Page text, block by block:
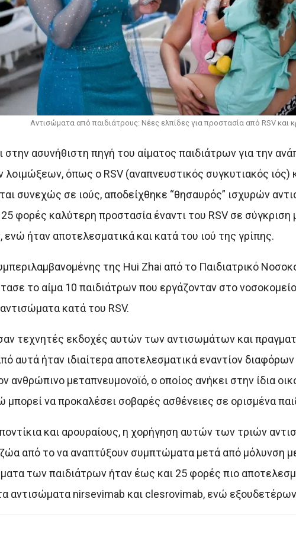
Αντισώματα από παιδιάτρους: Νέες ελπίδες για προστασία από RSV και
στην ασυνήθιστη πηγή του αίματος παιδιάτρων για την
όπως ο RSV (αναπνευστικός συγκυτιακός ιός)
συνεχώς σε ιούς, αποδείχθηκε “θησαυρός” ισχυρών
φορές καλύτερη προστασία έναντι του RSV σε
ήταν αποτελεσματικά και κατά του ιού της γρίπης.
της Hui Zhai από το Παιδιατρικό
το αίμα 10 παιδιάτρων που εργάζονταν στο
κατά του RSV.
τεχνητές εκδοχές αυτών των αντισωμάτων και
αυτά ήταν ιδιαίτερα αποτελεσματικά εναντίον
μεταπνευμονοϊό, ο οποίος ανήκει στην ίδια
μπορεί να προκαλέσει σοβαρές ασθένειες σε ορισμένα
και αρουραίους, η χορήγηση αυτών των τριών
από το να αναπτύξουν συμπτώματα μετά από μόλυνση
των παιδιάτρων ήταν έως και 25 φορές πιο
αντισώματα nirsevimab και clesrovimab, ενώ